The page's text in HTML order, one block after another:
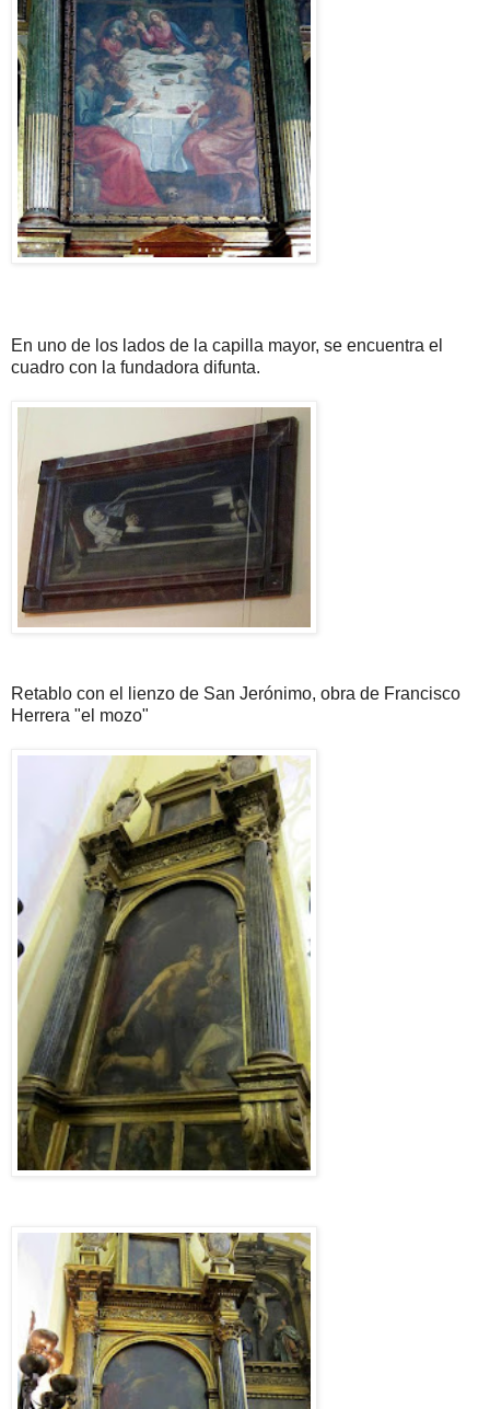
En uno de los lados de la capilla mayor, se encuentra el
cuadro con la fundadora difunta.
Retablo con el lienzo de San Jerónimo, obra de Francisco
Herrera "el mozo"